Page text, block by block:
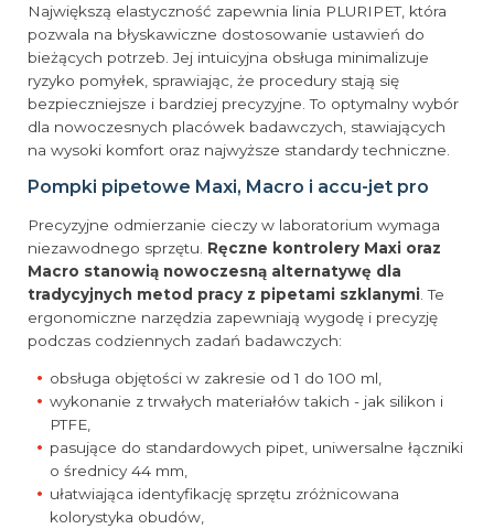
Największą elastyczność zapewnia linia PLURIPET, która
pozwala na błyskawiczne dostosowanie ustawień do
bieżących potrzeb. Jej intuicyjna obsługa minimalizuje
ryzyko pomyłek, sprawiając, że procedury stają się
bezpieczniejsze i bardziej precyzyjne. To optymalny wybór
dla nowoczesnych placówek badawczych, stawiających
na wysoki komfort oraz najwyższe standardy techniczne.
Pompki pipetowe Maxi, Macro i accu-jet pro
Precyzyjne odmierzanie cieczy w laboratorium wymaga
niezawodnego sprzętu. Ręczne kontrolery Maxi oraz
Macro stanowią nowoczesną alternatywę dla
tradycyjnych metod pracy z pipetami szklanymi . Te
ergonomiczne narzędzia zapewniają wygodę i precyzję
podczas codziennych zadań badawczych:
obsługa objętości w zakresie od 1 do 100 ml,
wykonanie z trwałych materiałów takich - jak silikon i
PTFE,
pasujące do standardowych pipet, uniwersalne łączniki
o średnicy 44 mm,
ułatwiająca identyfikację sprzętu zróżnicowana
kolorystyka obudów,